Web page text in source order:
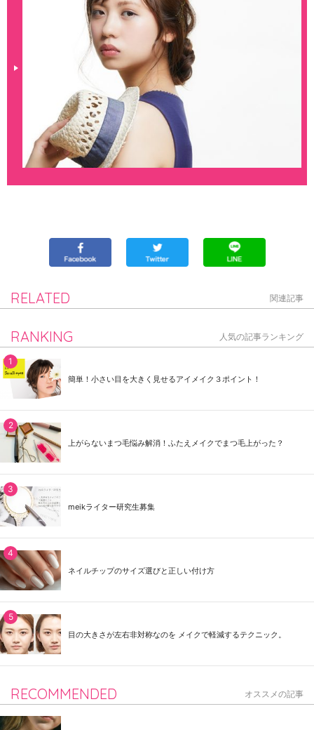
RELATED 関連記事
RANKING 人気の記事ランキング
簡単！小さい目を大きく見せるアイメイク３ポイント！
上がらないまつ毛悩み解消！ふたえメイクでまつ毛上がった？
meikライター研究生募集
ネイルチップのサイズ選びと正しい付け方
目の大きさが左右非対称なのを メイクで軽減するテクニック。
RECOMMENDED オススメの記事